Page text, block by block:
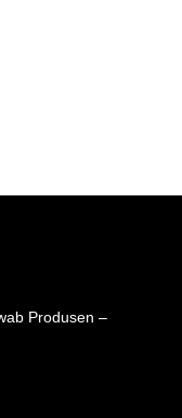
Produsen –